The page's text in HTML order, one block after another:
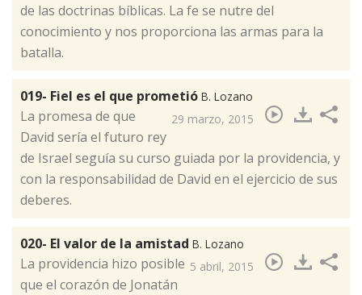
de las doctrinas bíblicas. La fe se nutre del
conocimiento y nos proporciona las armas para la
batalla.
019- Fiel es el que prometió B. Lozano
29 marzo, 2015
​La promesa de que
David sería el futuro rey
de Israel seguía su curso guiada por la providencia, y
con la responsabilidad de David en el ejercicio de sus
deberes.
020- El valor de la amistad B. Lozano
5 abril, 2015
​La providencia hizo posible
que el corazón de Jonatán